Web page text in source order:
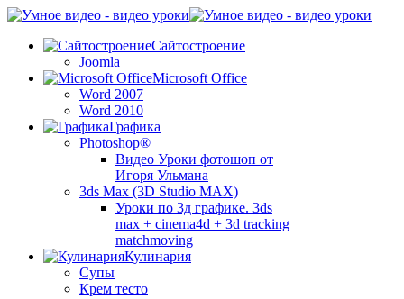
Сайтостроение
Joomla
Microsoft Office
Word 2007
Word 2010
Графика
Photoshop®
Видео Уроки фотошоп от
Игоря Ульмана
3ds Max (3D Studio MAX)
Уроки по 3д графике. 3ds
max + cinema4d + 3d tracking
matchmoving
Кулинария
Супы
Крем тесто